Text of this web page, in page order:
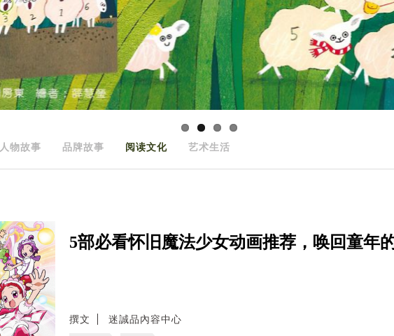
人物故事 品牌故事 阅读文化 艺术生活
5部必看怀旧魔法少女动画推荐，唤回童年
撰文 迷誠品內容中心